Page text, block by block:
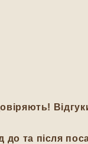
до та після